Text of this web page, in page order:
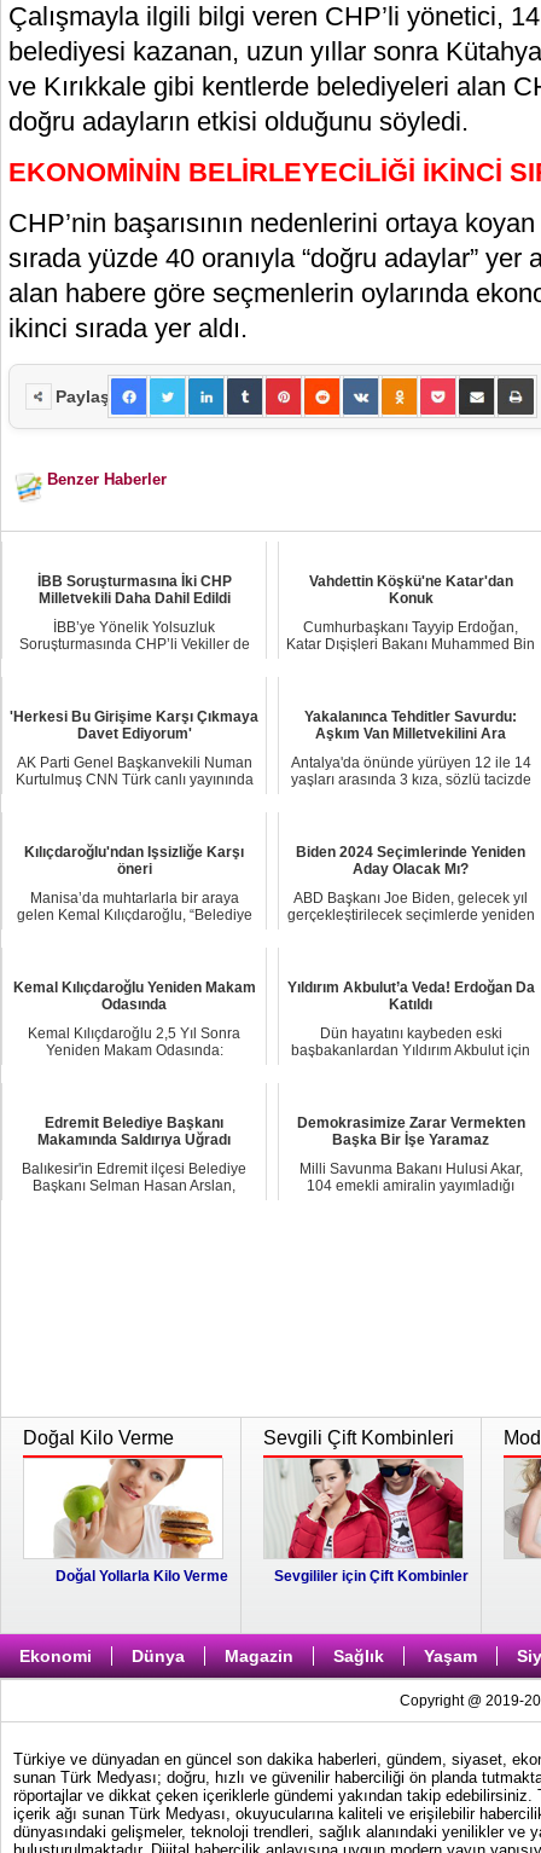
Çalışmayla ilgili bilgi veren CHP’li yönetici,
belediyesi kazanan, uzun yıllar sonra
ve Kırıkkale gibi kentlerde belediyeleri alan
doğru adayların etkisi olduğunu söyledi.
EKONOMİNİN BELİRLEYECİLİĞİ İKİNCİ
CHP’nin başarısının nedenlerini ortaya
sırada yüzde 40 oranıyla “doğru adaylar” yer
alan habere göre seçmenlerin oylarında
ikinci sırada yer aldı.
Paylaş
Benzer Haberler
İBB Soruşturmasına İki CHP
Milletvekili Daha Dahil Edildi
İBB’ye Yönelik Yolsuzluk
Soruşturmasında CHP’li Vekiller de
Vahdettin Köşkü'ne Katar'dan
Konuk
Cumhurbaşkanı Tayyip Erdoğan,
Katar Dışişleri Bakanı Muhammed Bin
'Herkesi Bu Girişime Karşı Çıkmaya
Davet Ediyorum'
AK Parti Genel Başkanvekili Numan
Kurtulmuş CNN Türk canlı yayınında
Yakalanınca Tehditler Savurdu:
Aşkım Van Milletvekilini Ara
Antalya'da önünde yürüyen 12 ile 14
yaşları arasında 3 kıza, sözlü tacizde
Kılıçdaroğlu'ndan Işsizliğe Karşı
öneri
Manisa’da muhtarlarla bir araya
gelen Kemal Kılıçdaroğlu, “Belediye
Biden 2024 Seçimlerinde Yeniden
Aday Olacak Mı?
ABD Başkanı Joe Biden, gelecek yıl
gerçekleştirilecek seçimlerde yeniden
Kemal Kılıçdaroğlu Yeniden Makam
Odasında
Kemal Kılıçdaroğlu 2,5 Yıl Sonra
Yeniden Makam Odasında:
Yıldırım Akbulut’a Veda! Erdoğan Da
Katıldı
Dün hayatını kaybeden eski
başbakanlardan Yıldırım Akbulut için
Edremit Belediye Başkanı
Makamında Saldırıya Uğradı
Balıkesir'in Edremit ilçesi Belediye
Başkanı Selman Hasan Arslan,
Demokrasimize Zarar Vermekten
Başka Bir İşe Yaramaz
Milli Savunma Bakanı Hulusi Akar,
104 emekli amiralin yayımladığı
Doğal Kilo Verme
Doğal Yollarla Kilo Verme
Sevgili Çift Kombinleri
Sevgililer için Çift Kombinler
Ekonomi Dünya Magazin Sağlık Yaşam
Copyright @ 2019-
Türkiye ve dünyadan en güncel son dakika haberleri, gündem, siyaset,
sunan Türk Medyası; doğru, hızlı ve güvenilir haberciliği ön planda
röportajlar ve dikkat çeken içeriklerle gündemi yakından takip
içerik ağı sunan Türk Medyası, okuyucularına kaliteli ve erişilebilir
dünyasındaki gelişmeler, teknoloji trendleri, sağlık alanındaki yenilikler